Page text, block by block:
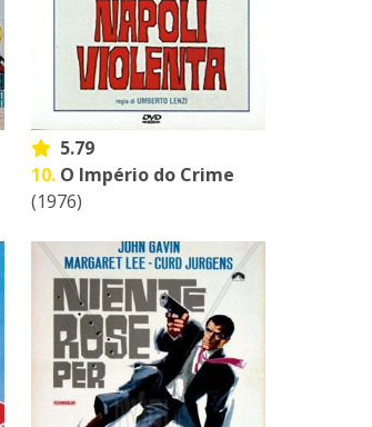
5.79
10. O Império do Crime
(1976)